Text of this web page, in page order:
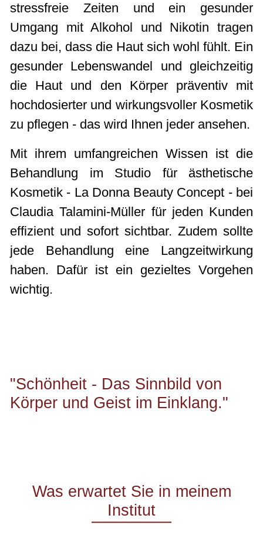
stressfreie Zeiten und ein gesunder
Umgang mit Alkohol und Nikotin tragen
dazu bei, dass die Haut sich wohl fühlt. Ein
gesunder Lebenswandel und gleichzeitig
die Haut und den Körper präventiv mit
hochdosierter und wirkungsvoller Kosmetik
zu pflegen - das wird Ihnen jeder ansehen.
Mit ihrem umfangreichen Wissen ist die
Behandlung im Studio für ästhetische
Kosmetik - La Donna Beauty Concept - bei
Claudia Talamini-Müller für jeden Kunden
effizient und sofort sichtbar. Zudem sollte
jede Behandlung eine Langzeitwirkung
haben. Dafür ist ein gezieltes Vorgehen
wichtig.
"Schönheit - Das Sinnbild von
Körper und Geist im Einklang."
Was erwartet Sie in meinem
Institut